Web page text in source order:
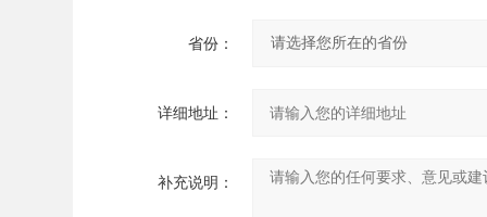
省份：
详细地址：
补充说明：